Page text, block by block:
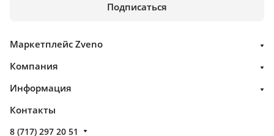
Подписаться
Маркетплейс Zveno
Компания
Информация
Контакты
8 (717) 297 20 51